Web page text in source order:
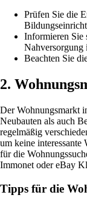
Prüfen Sie die
Informieren Sie
Nahversorgung
Beachten Sie
2.
Der Wohnungsmarkt
Neubauten als auch
regelmäßig
um keine interessante
für die
Immonet oder eBay
Tipps für die